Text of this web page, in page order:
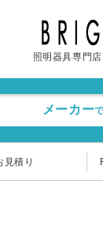
照明器具専門
メーカー
見積り